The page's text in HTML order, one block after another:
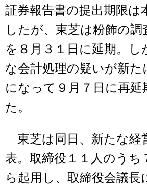
証券報告書の提出期限は
したが、東芝は粉飾の調
を８月３１日に延期。し
な会計処理の疑いが新た
になって９月７日に再延
た。
東芝は同日、新たな経
表。取締役１１人のうち
ら起用し、取締役会議長